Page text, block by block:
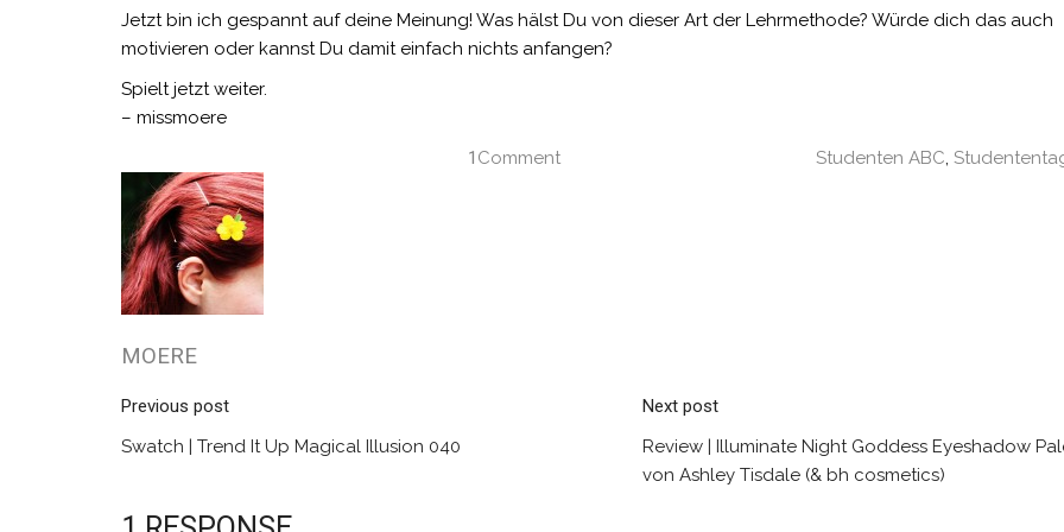
Jetzt bin ich gespannt auf deine Meinung! Was hälst Du von dieser Art der Lehrmethode? Würde dich das auch
motivieren oder kannst Du damit einfach nichts anfangen?
Spielt jetzt weiter.
– missmoere
1 Comment Studenten ABC,
MOERE
Previous post
Swatch | Trend It Up Magical Illusion 040
Next post
Review | Illuminate Night Goddess Eyeshadow
von Ashley Tisdale (& bh cosmetics)